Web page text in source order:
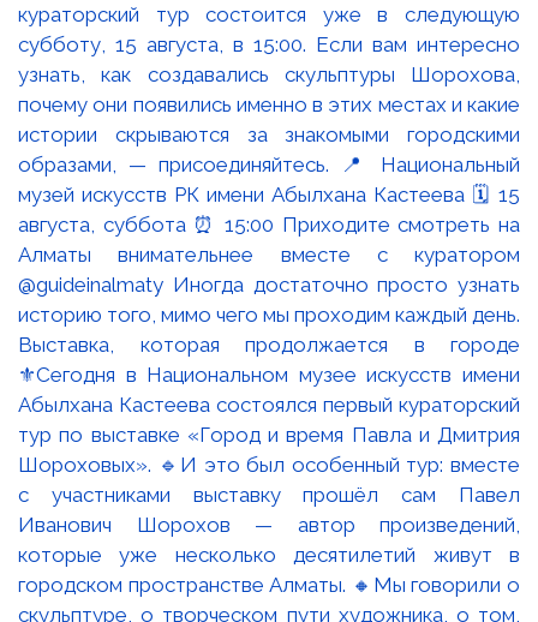
Выставка, которая продолжается в городе
⚜️Сегодня в Национальном музее искусств имени
Абылхана Кастеева состоялся первый кураторский
тур по выставке «Город и время Павла и Дмитрия
Шороховых». 🔹И это был особенный тур: вместе
с участниками выставку прошёл сам Павел
Иванович Шорохов — автор произведений,
которые уже несколько десятилетий живут в
городском пространстве Алматы. 🔸Мы говорили о
скульптуре, о творческом пути художника, о том,